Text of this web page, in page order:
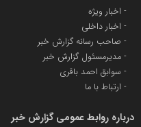
پایگاه اطلاع رسانی
آهن و فولاد غدیر ایرانیان
تامین آهن اسفنجی تولیدکنندگان
مسعودصادقی
اخبار ویژه
اخبار داخلی
صاحب رسانه گزارش خبر
مدیرمسئول گزارش خبر
سوابق احمد باقری
ارتباط با ما
درباره روابط عمومی گزارش خبر